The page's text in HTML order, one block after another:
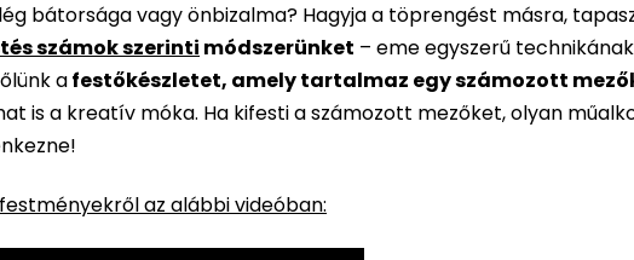
bátorsága vagy önbizalma? Hagyja a töprengést másra,
számok szerinti módszerünket – eme egyszerű
afestőkészletet, amely tartalmaz egy számozott
is a kreatív móka. Ha kifesti a számozott mezőket, olyan
az alábbi videóban: